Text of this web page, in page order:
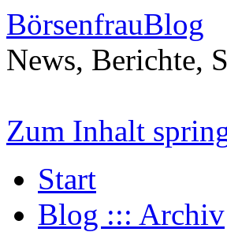
BörsenfrauBlog
News, Berichte,
Zum Inhalt
Start
Blog ::: Archiv